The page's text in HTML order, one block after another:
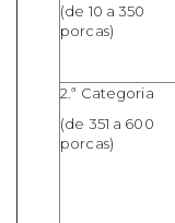
(de 10 a 350
porcas)
2.ª Categoria
(de 351 a 600
porcas)